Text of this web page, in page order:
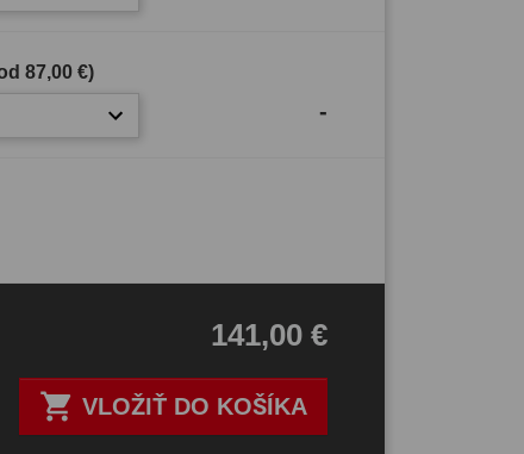
87,00 €)
-
 VLOŽIŤ DO KOŠÍKA
141,00 €